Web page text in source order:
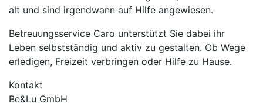
alt und sind irgendwann auf Hilfe angewiesen.
Betreuungsservice Caro unterstützt Sie dabei ihr
Leben selbstständig und aktiv zu gestalten. Ob Wege
erledigen, Freizeit verbringen oder Hilfe zu Hause.
Kontakt
Be&Lu GmbH